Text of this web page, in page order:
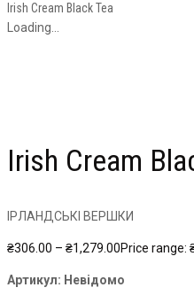
Irish Cream Black Tea
Loading...
Irish Cream
ІРЛАНДСЬКІ ВЕРШКИ
₴306.00 – ₴1,279.00Price range:
Артикул: Невідомо